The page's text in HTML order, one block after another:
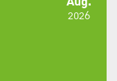
2026